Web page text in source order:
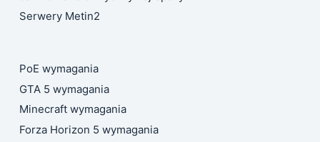
Serwery Metin2
PoE wymagania
GTA 5 wymagania
Minecraft wymagania
Forza Horizon 5 wymagania